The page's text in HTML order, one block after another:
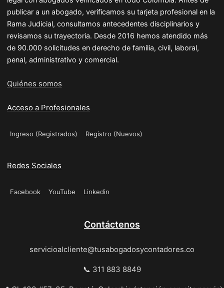
publicar a un abogado, verificamos su tarjeta profesional en la
Rama Judicial, consultamos antecedentes disciplinarios y
revisamos su trayectoria. Desde 2016 hemos atendido más
de 90.000 solicitudes en derecho de familia, civil, laboral,
penal, administrativo y comercial.
Quiénes somos
Acceso a Profesionales
Ingreso (Registrados) Registro (Nuevos)
Redes Sociales
Facebook YouTube Linkedin
Contáctenos
servicioalcliente@tusabogadosycontadores.co
📞 311 883 8849